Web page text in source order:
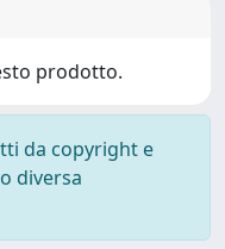
prodotto.
da copyright e
diversa